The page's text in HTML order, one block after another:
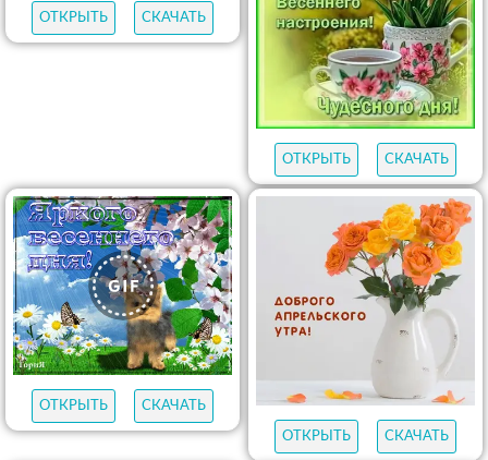
ОТКРЫТЬ СКАЧАТЬ
ОТКРЫТЬ СКАЧАТЬ
ОТКРЫТЬ СКАЧАТЬ
ОТКРЫТЬ СКАЧАТЬ